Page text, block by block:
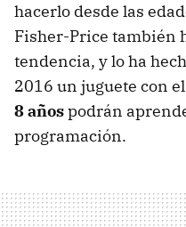
hacerlo desde las
Fisher-Price también
tendencia, y lo ha
2016 un juguete con
8 añospodrán
programación.